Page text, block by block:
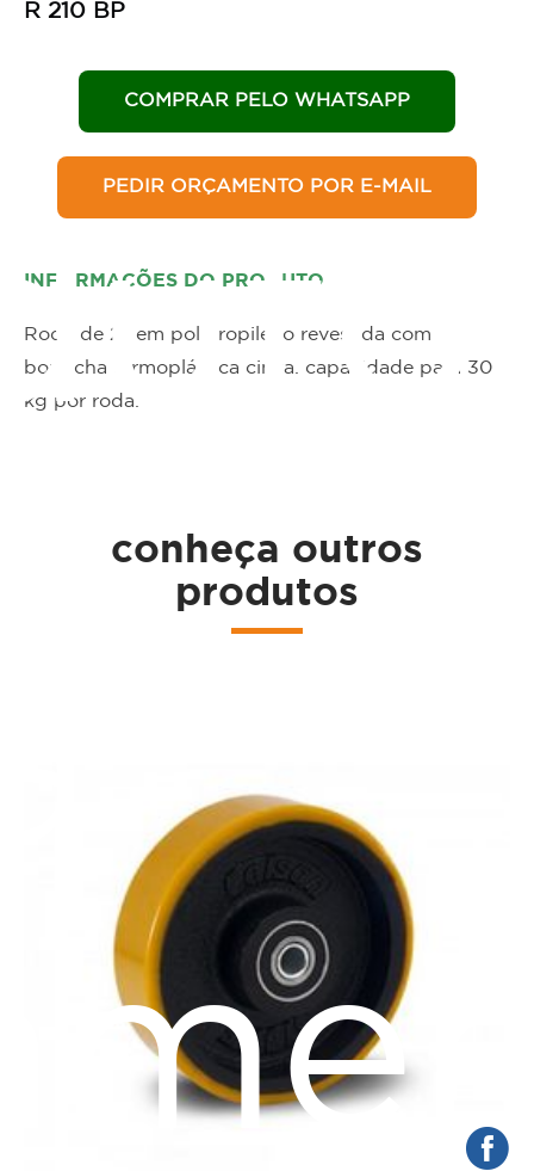
R 210 BP
COMPRAR PELO WHATSAPP
PEDIR ORÇAMENTO POR E-MAIL
INFORMAÇÕES DO PRODUTO
Roda de 2" em polipropileno revestida com
borracha termoplástica cinza. capacidade para 30
kg por roda.
conheça outros
produtos